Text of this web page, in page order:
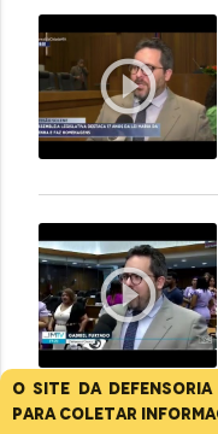
O site da
para coletar
play_circle_outline
play_circle_outline